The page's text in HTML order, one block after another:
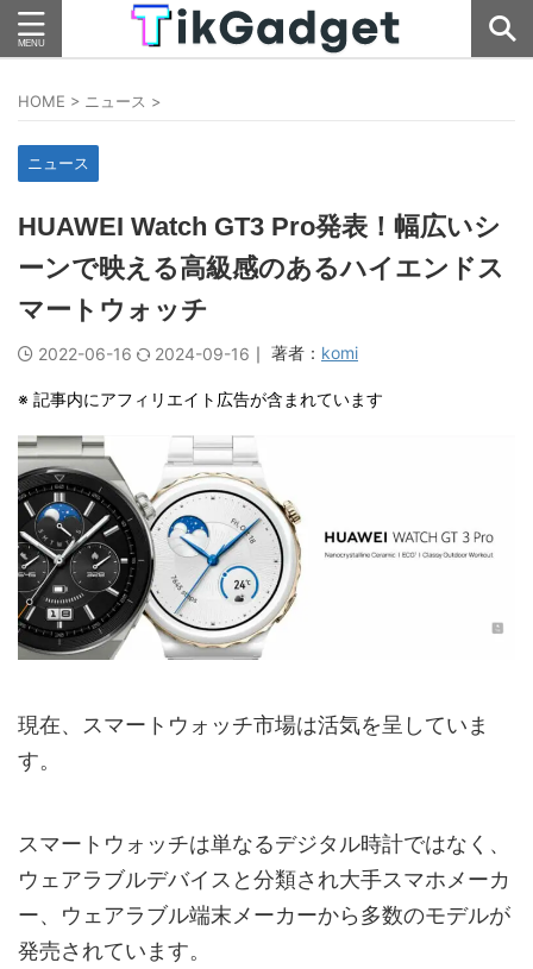
HOME > ニュース >
ニュース
HUAWEI Watch GT3 Pro発表！幅広いシ
ーンで映える高級感のあるハイエンドス
マートウォッチ
2022-06-16 2024-09-16 ｜ 著者： komi
※ 記事内にアフィリエイト広告が含まれています
現在、スマートウォッチ市場は活気を呈していま
す。
スマートウォッチは単なるデジタル時計ではなく、
ウェアラブルデバイスと分類され大手スマホメーカ
ー、ウェアラブル端末メーカーから多数のモデルが
発売されています。